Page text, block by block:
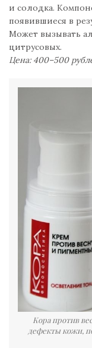
и солодка.
появившиеся в
Может вызывать
цитрусовых.
Цена: 400–500
Кора против
дефекты кожи,